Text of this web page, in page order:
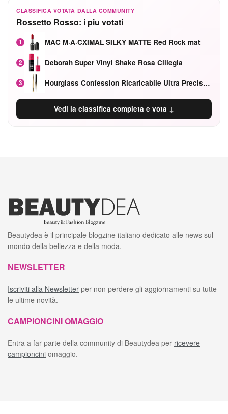
CLASSIFICA VOTATA DALLA COMMUNITY
Rossetto Rosso: i piu votati
1 MAC M·A·CXIMAL SILKY MATTE Red Rock mat
2 Deborah Super Vinyl Shake Rosa Ciliegia
3 Hourglass Confession Ricaricabile Ultra Preciso Ad Alta Intensità Secretly Classic Red
Vedi la classifica completa e vota ↓
Beautydea è il principale blogzine italiano dedicato alle news sul
mondo della bellezza e della moda.
NEWSLETTER
Iscriviti alla Newsletter per non perdere gli aggiornamenti su tutte
le ultime novità.
CAMPIONCINI OMAGGIO
Entra a far parte della community di Beautydea per ricevere
campioncini omaggio.